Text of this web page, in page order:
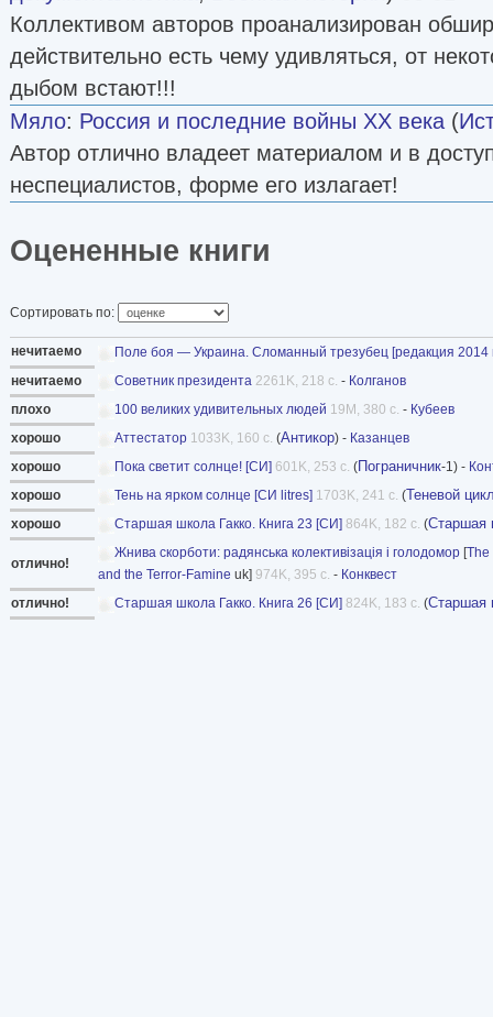
Коллективом авторов проанализирован
действительно есть чему удивляться, от
дыбом встают!!!
Мяло: Россия и последние войны ХХ века (
Автор отлично владеет материалом и в
неспециалистов, форме его излагает!
Оцененные книги
Сортировать по:
нечитаемо
Поле боя — Украина. Сломанный трезубец [редакция 2014
нечитаемо
Советник президента 2261K, 218 с. - Колганов
плохо
100 великих удивительных людей 19M, 380 с. - Кубеев
хорошо
Аттестатор 1033K, 160 с. (Антикор) - Казанцев
хорошо
Пока светит солнце! [СИ] 601K, 253 с. (Пограничник-1) -
хорошо
Тень на ярком солнце [СИ litres] 1703K, 241 с. (Теневой
хорошо Старшая школа Гакко. Книга 23 [СИ] 864K, 182 с. (Старшая
отлично!
Жнива скорботи: радянська колективізація і голодомор [The
and the Terror-Famine uk] 974K, 395 с. - Конквест
отлично!
Старшая школа Гакко. Книга 26 [СИ] 824K, 183 с. (Старшая